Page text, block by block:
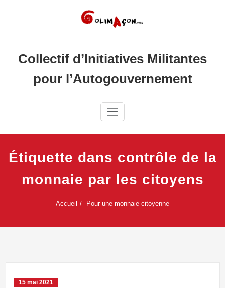
Collectif d’Initiatives Militantes
pour l’Autogouvernement
Étiquette dans contrôle de la
monnaie par les citoyens
Accueil Pour une monnaie citoyenne
15 mai 2021